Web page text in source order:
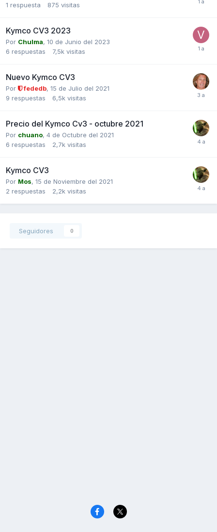
1 respuesta 875 visitas
Kymco CV3 2023
Por Chulma, 10 de Junio del 2023
6 respuestas 7,5k visitas
Nuevo Kymco CV3
Por fededb, 15 de Julio del 2021
9 respuestas 6,5k visitas
Precio del Kymco Cv3 - octubre 2021
Por chuano, 4 de Octubre del 2021
6 respuestas 2,7k visitas
Kymco CV3
Por Mos, 15 de Noviembre del 2021
2 respuestas 2,2k visitas
Seguidores 0